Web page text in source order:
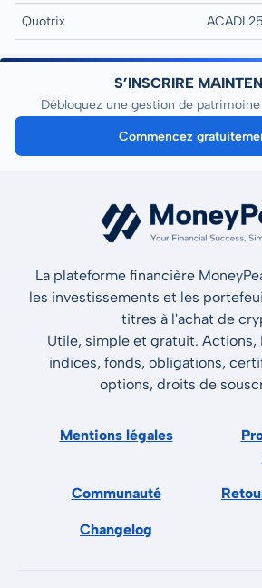
Quotrix
S’INSCRIRE
Débloquez une gestion de patrimoine
Commencez
La plateforme financière
les investissements et les
titres à l'achat de
Utile, simple et gratuit. Actions,
indices, fonds, obligations,
options, droits de
Mentions légales
Communauté
Changelog